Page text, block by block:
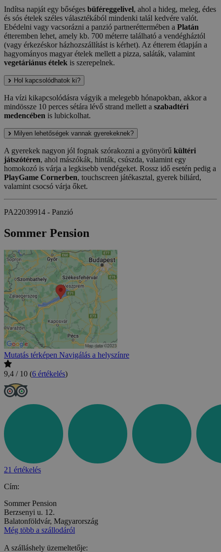
Indítsa napját egy bőséges büféreggelivel, ahol a hideg, meleg, édes
és sós ételek széles választékából mindenki talál kedvére valót.
Ebédelni vagy vacsorázni a panzió partneréttermében a Platán
étteremben lehet, amely kb. 700 méterre található a vendégháztól
(vagy érkezéskor házhozszállítást is kérhet). Az étterem étlapján a
hagyományos magyar ételek mellett a pizza, saláták, valamint
vegetáriánus ételek is szerepelnek.
Hol kapcsolódhatok ki?
Ha vízi kikapcsolódásra vágyik a melegebb hónapokban, akkor a
mindössze 10 perces sétára lévő strand mellett a szabadtéri
medencében is lubickolhat.
Milyen lehetőségek vannak gyerekeknek?
A gyerekek nagyon jól fognak szórakozni a gyönyörű kültéri
játszótéren, ahol mászókák, hinták, csúszda, valamint egy
homokozó is várja a legkisebb vendégeket. Rossz idő esetén pedig a
PlayGame Cornerben, touchscreen játékasztal, gyerek biliárd,
valamint csocsó várja őket.
PA22039914 - Panzió
Sommer Pension
Mutatás térképen Navigálás a helyszínre
9,4 / 10 (6 értékelés)
21 értékelés
Cím:
Sommer Pension
Berzsenyi u. 12.
Balatonföldvár, Magyarország
Még több a szállodáról
A szálláshely üzemeltetője: